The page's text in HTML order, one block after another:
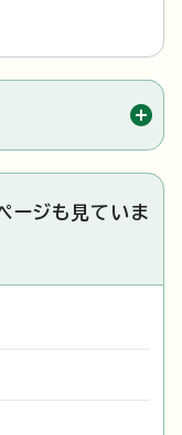
ージも見ていま